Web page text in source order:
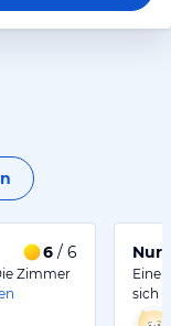
6 / 6
Zimmer
Nur
Eine
sich